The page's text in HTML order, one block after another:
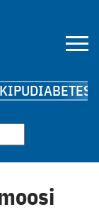
KIPUDIABETES